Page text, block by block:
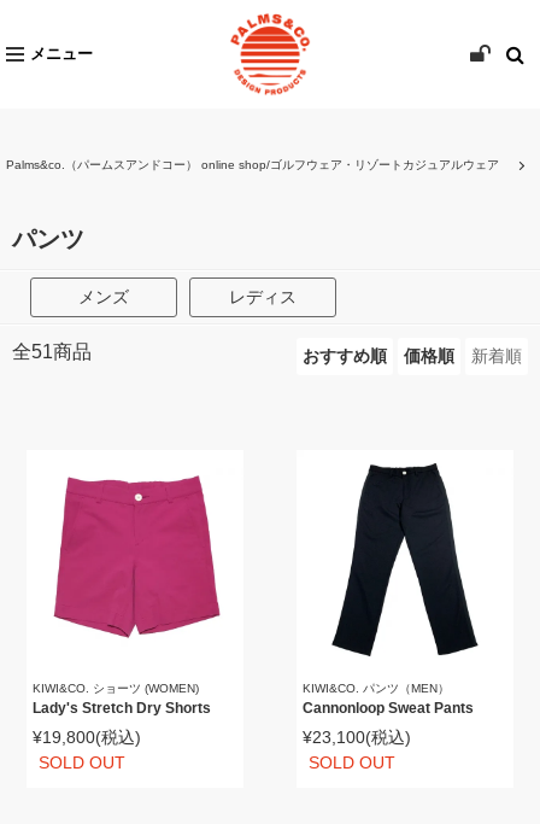
メニュー
Palms&co.（パームスアンドコー） online shop/ゴルフウェア・リゾートカジュアルウェア
パンツ
メンズ レディス
全51商品 おすすめ順 価格順 新着順
KIWI&CO. ショーツ (WOMEN)
Lady's Stretch Dry Shorts
¥19,800(税込)
SOLD OUT
KIWI&CO. パンツ（MEN）
Cannonloop Sweat Pants
¥23,100(税込)
SOLD OUT